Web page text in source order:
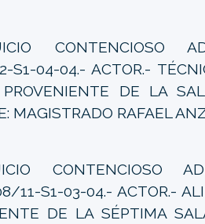
CONTENCIOSO
S1-04-04.- ACTOR.-
DE LA
MAGISTRADO RAFAEL
CONTENCIOSO
11-S1-03-04.- ACTOR.-
DE LA SÉPTIMA